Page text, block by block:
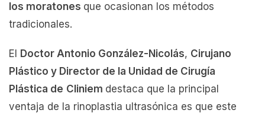
los moratones que ocasionan los métodos
tradicionales.
El Doctor Antonio González-Nicolás, Cirujano
Plástico y Director de la Unidad de Cirugía
Plástica de Cliniem destaca que la principal
ventaja de la rinoplastia ultrasónica es que este